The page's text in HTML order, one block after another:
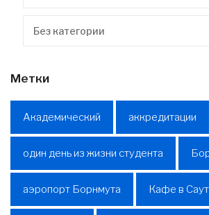
Без категории
Метки
Академический аккредитации
один день из жизни студента
аэропорт Борнмута Кафе в